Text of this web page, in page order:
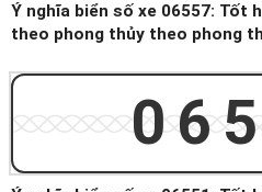
Ý nghĩa biển số xe 06557: Tốt
theo phong thủy theo phong